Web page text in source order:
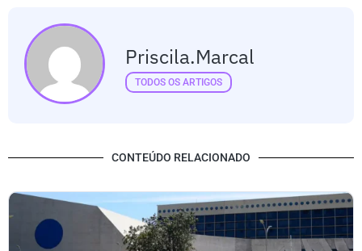
Priscila.marcal
TODOS OS ARTIGOS
CONTEÚDO RELACIONADO